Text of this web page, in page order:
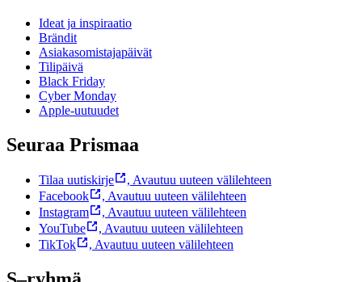
Ideat ja inspiraatio
Brändit
Asiakasomistajapäivät
Tilipäivä
Black Friday
Cyber Monday
Apple-uutuudet
Seuraa Prismaa
Tilaa uutiskirje , Avautuu uuteen välilehteen
Facebook
, Avautuu uuteen välilehteen
Instagram
, Avautuu uuteen välilehteen
YouTube
, Avautuu uuteen välilehteen
TikTok
, Avautuu uuteen välilehteen